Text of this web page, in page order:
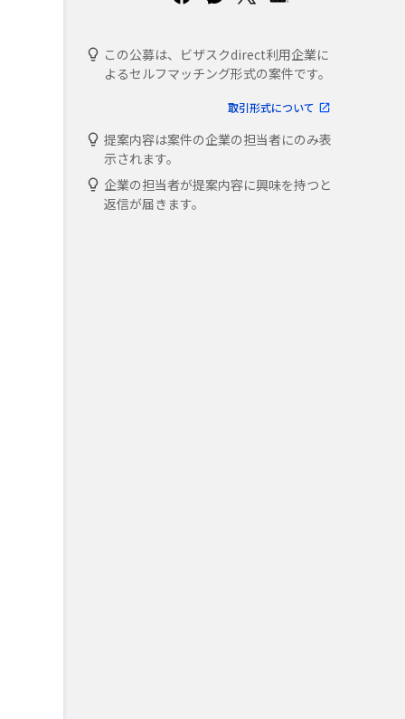
この公募は、ビザスクdirect利用企業に
よるセルフマッチング形式の案件です。
取引形式について
提案内容は案件の企業の担当者にのみ表
示されます。
企業の担当者が提案内容に興味を持つと
返信が届きます。